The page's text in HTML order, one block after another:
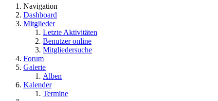
Navigation
Dashboard
Mitglieder
Letzte Aktivitäten
Benutzer online
Mitgliedersuche
Forum
Galerie
Alben
Kalender
Termine